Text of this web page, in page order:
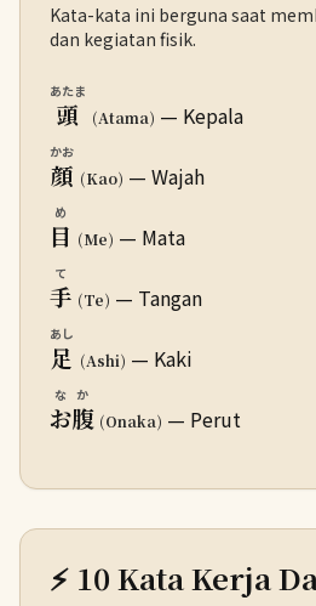
Kata-kata ini berguna saat
dan kegiatan fisik.
頭
あたま
(Atama) — Kepala
顔
かお
(Kao) — Wajah
目
め
(Me) — Mata
手
て
(Te) — Tangan
足
あし
(Ashi) — Kaki
お腹
なか
(Onaka) — Perut
⚡ 10 Kata Kerja